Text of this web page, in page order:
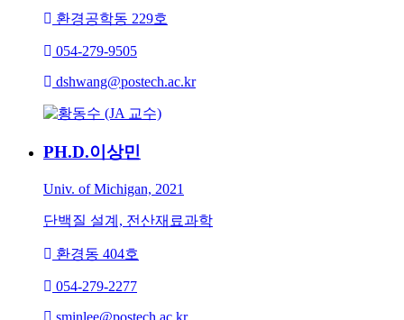
환경공학동 229호
054-279-9505
dshwang@postech.ac.kr
PH.D.이상민
Univ. of Michigan, 2021
단백질 설계, 전산재료과학
환경동 404호
054-279-2277
sminlee@postech.ac.kr